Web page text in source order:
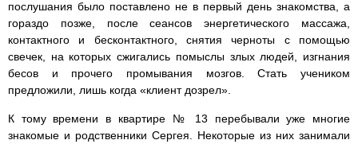
послушания было поставлено не в первый день знакомства, а
гораздо позже, после сеансов энергетического массажа,
контактного и бесконтактного, снятия черноты с помощью
свечек, на которых сжигались помыслы злых людей, изгнания
бесов и прочего промывания мозгов. Стать учеником
предложили, лишь когда «клиент дозрел».
К тому времени в квартире № 13 перебывали уже многие
знакомые и родственники Сергея. Некоторые из них занимали